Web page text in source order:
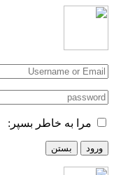
مرا به خاطر بسپر:
ورود بستن